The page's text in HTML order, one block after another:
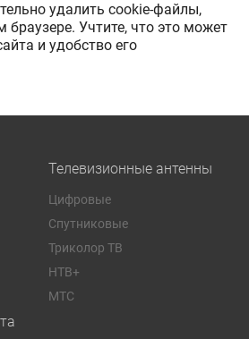
удалить cookie-файлы,
Учтите, что это может
и удобство его
Телевизионные антенны
Цифровые
Спутниковые
Триколор ТВ
НТВ+
МТС